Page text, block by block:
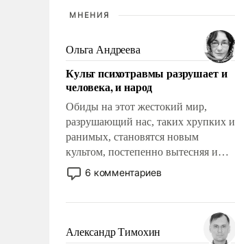
МНЕНИЯ
Ольга Андреева
Культ психотравмы разрушает и
человека, и народ
Обиды на этот жестокий мир,
разрушающий нас, таких хрупких и
ранимых, становятся новым
культом, постепенно вытесняя и
отменяя традиционное требование к
человеку – быть мужественным и
на себя ответственность, помогать
слабым, идти вперед и
6 комментариев
Александр Тимохин